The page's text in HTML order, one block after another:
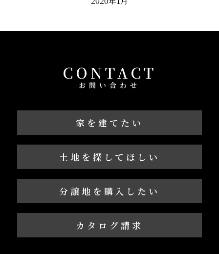
CONTACT
お問い合わせ
家を建てたい
土地を探してほしい
分譲地を購入したい
カタログ請求